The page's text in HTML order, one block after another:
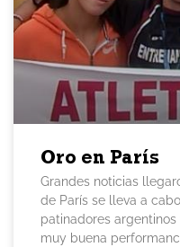
Oro en París
Grandes noticias
de París se lleva a
patinadores
muy buena